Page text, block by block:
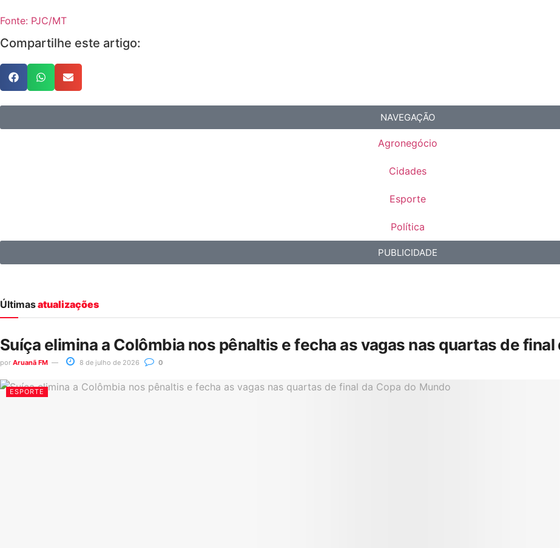
Fonte: PJC/MT
Compartilhe este artigo:
NAVEGAÇÃO
Agronegócio
Cidades
Esporte
Política
PUBLICIDADE
Últimasatualizações
Suíça elimina a Colômbia nos pênaltis e fecha as vagas nas quartas de
por Aruanã FM 8 de julho de 2026 0
ESPORTE